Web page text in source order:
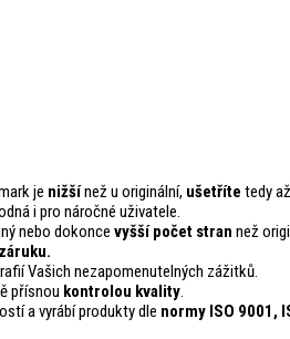
je nižšínež u originální, ušetříte tedy až
i pro náročné uživatele.
nebo dokonce vyšší počet stran než
Vašich nezapomenutelných zážitků.
přísnou kontrolou kvality.
a vyrábí produkty dle normy ISO 9001,